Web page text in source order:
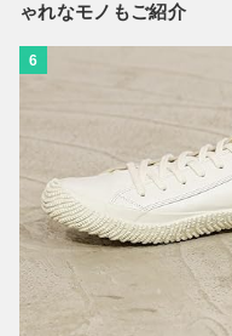
ゃれなモノもご紹介
6